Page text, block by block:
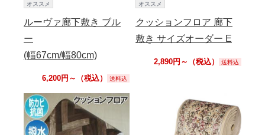
オススメ
ルーヴァ廊下敷き ブル
ー
(幅67cm/幅80cm)
6,200円～（税込） 送料込
オススメ
クッションフロア 廊下
敷き サイズオーダー E
2,890円～（税込） 送料込